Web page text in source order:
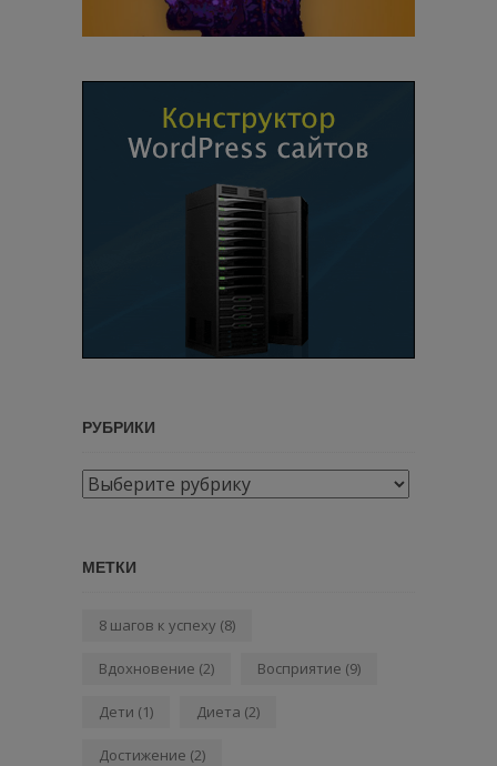
РУБРИКИ
Рубрики
МЕТКИ
8 шагов к успеху (8)
Вдохновение (2) Восприятие (9)
Дети (1) Диета (2)
Достижение (2)